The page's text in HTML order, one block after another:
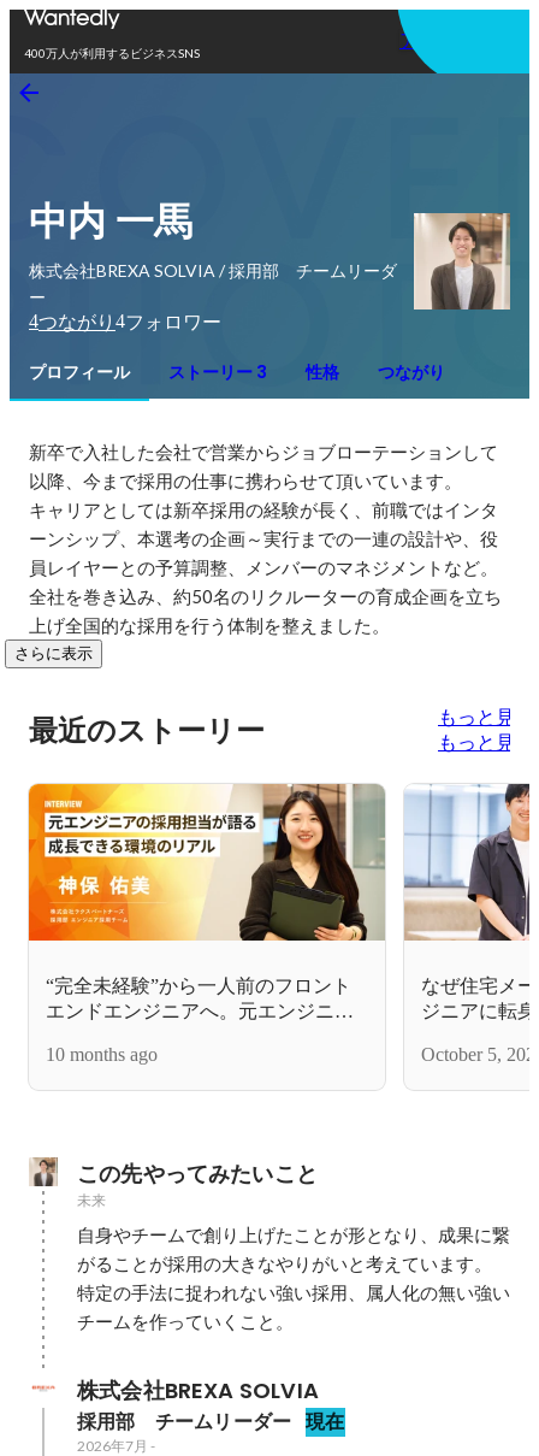
400万人が利用するビジネスSNS
アプリを使う
中内 一馬
株式会社BREXA SOLVIA / 採用部 チームリーダ
ー
4つながり 4フォロワー
プロフィール ストーリー 3 性格 つながり
新卒で入社した会社で営業からジョブローテーションして
以降、今まで採用の仕事に携わらせて頂いています。
キャリアとしては新卒採用の経験が長く、前職ではインタ
ーンシップ、本選考の企画～実行までの一連の設計や、役
員レイヤーとの予算調整、メンバーのマネジメントなど。
全社を巻き込み、約50名のリクルーターの育成企画を立ち
上げ全国的な採用を行う体制を整えました。
さらに表示
最近のストーリー
もっと見る
もっと見る
“完全未経験”から一人前のフロント
エンドエンジニアへ。元エンジニア
アル
10 months ago
なぜ住宅メ
ジニアに転
October 5,
この先やってみたいこと
未来
自身やチームで創り上げたことが形となり、成果に繋
がることが採用の大きなやりがいと考えています。
特定の手法に捉われない強い採用、属人化の無い強い
チームを作っていくこと。
株式会社BREXA SOLVIA
採用部　チームリーダー 現在
2026年7月 -